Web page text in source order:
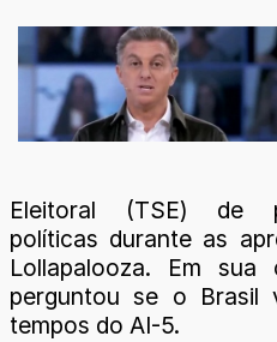
Eleitoral (TSE) de
políticas durante as
Lollapalooza. Em
perguntou se o Brasil
tempos do AI-5.